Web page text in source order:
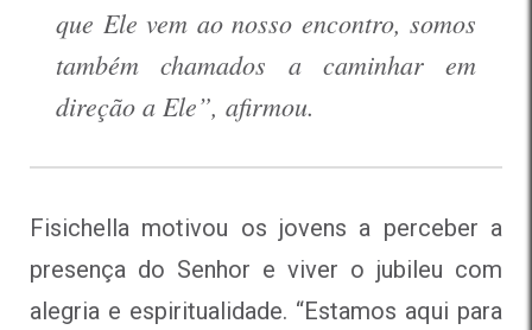
que Ele vem ao nosso encontro, somos
também chamados a caminhar em
direção a Ele”, afirmou.
Fisichella motivou os jovens a perceber a
presença do Senhor e viver o jubileu com
alegria e espiritualidade. “Estamos aqui para